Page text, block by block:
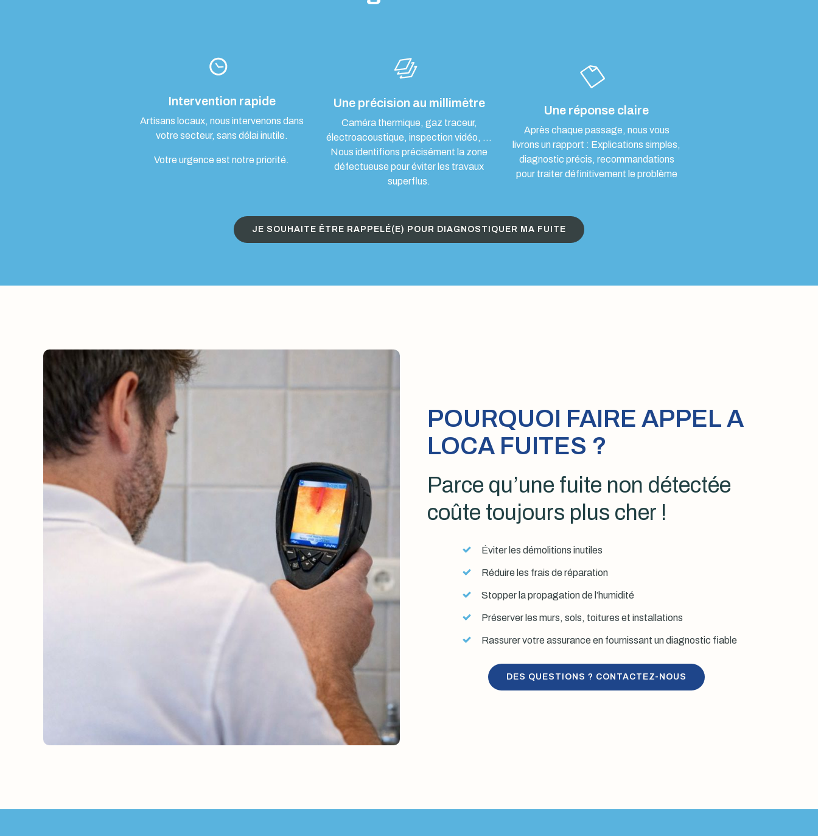
Intervention rapide
Artisans locaux, nous intervenons dans
votre secteur, sans délai inutile.
Votre urgence est notre priorité.
Une précision au millimètre
Caméra thermique, gaz traceur,
électroacoustique, inspection vidéo, …
Nous identifions précisément la zone
défectueuse pour éviter les travaux
superflus.
Une réponse claire
Après chaque passage, nous vous
livrons un rapport : Explications simples,
diagnostic précis, recommandations
pour traiter définitivement le problème
JE SOUHAITE ÊTRE RAPPELÉ(E) POUR DIAGNOSTIQUER MA FUITE
POURQUOI FAIRE APPEL A
LOCA FUITES ?
Parce qu’une fuite non détectée
coûte toujours plus cher !
Éviter les démolitions inutiles
Réduire les frais de réparation
Stopper la propagation de l’humidité
Préserver les murs, sols, toitures et installations
Rassurer votre assurance en fournissant un diagnostic fiable
DES QUESTIONS ? CONTACTEZ-NOUS